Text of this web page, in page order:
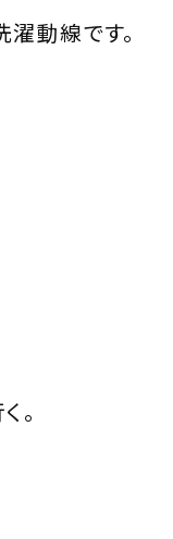
動線です。
。